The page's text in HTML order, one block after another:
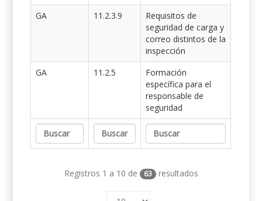
GA
11.2.3.9
Requisitos de
seguridad de carga y
correo distintos de la
inspección
GA
11.2.5
Formación
específica para el
responsable de
seguridad
Registros 1 a 10 de 63 resultados